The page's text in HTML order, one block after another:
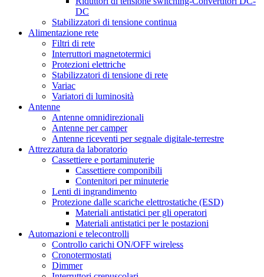
DC
Stabilizzatori di tensione continua
Alimentazione rete
Filtri di rete
Interruttori magnetotermici
Protezioni elettriche
Stabilizzatori di tensione di rete
Variac
Variatori di luminosità
Antenne
Antenne omnidirezionali
Antenne per camper
Antenne riceventi per segnale digitale-terrestre
Attrezzatura da laboratorio
Cassettiere e portaminuterie
Cassettiere componibili
Contenitori per minuterie
Lenti di ingrandimento
Protezione dalle scariche elettrostatiche (ESD)
Materiali antistatici per gli operatori
Materiali antistatici per le postazioni
Automazioni e telecontrolli
Controllo carichi ON/OFF wireless
Cronotermostati
Dimmer